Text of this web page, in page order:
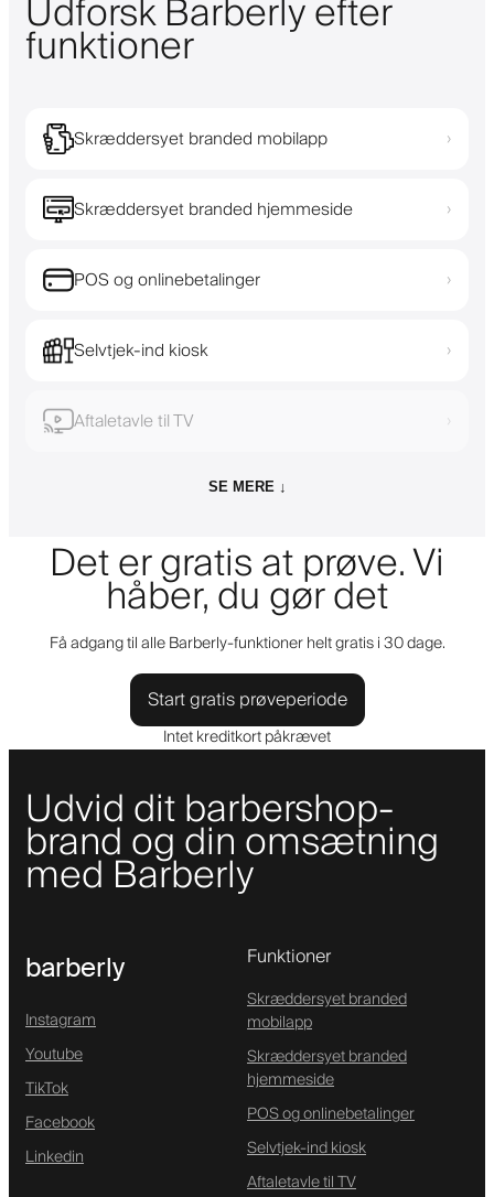
Udforsk Barberly efter
funktioner
Skræddersyet branded mobilapp ›
Skræddersyet branded hjemmeside ›
POS og onlinebetalinger ›
Selvtjek-ind kiosk ›
Aftaletavle til TV ›
SE MERE ↓
Det er gratis at prøve. Vi
håber, du gør det
Få adgang til alle Barberly-funktioner helt gratis i 30 dage.
Start gratis prøveperiode
Intet kreditkort påkrævet
Udvid dit barbershop-
brand og din omsætning
med Barberly
barberly
Instagram
Youtube
TikTok
Facebook
Linkedin
Funktioner
Skræddersyet branded
mobilapp
Skræddersyet branded
hjemmeside
POS og onlinebetalinger
Selvtjek-ind kiosk
Aftaletavle til TV